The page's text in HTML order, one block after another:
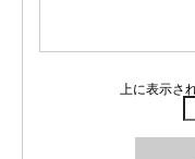
上に表示さ